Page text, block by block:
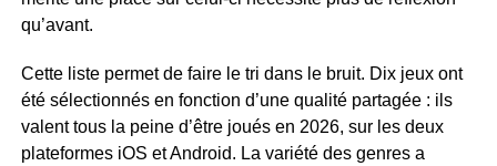
puzzles
Voir
plus
qu’avant.
Cette liste permet de faire le tri dans le bruit. Dix jeux ont
été sélectionnés en fonction d’une qualité partagée : ils
valent tous la peine d’être joués en 2026, sur les deux
plateformes iOS et Android. La variété des genres a